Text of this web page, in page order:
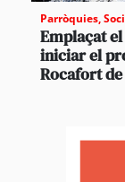
Parròquies,
Emplaçat
iniciar el
Rocafort